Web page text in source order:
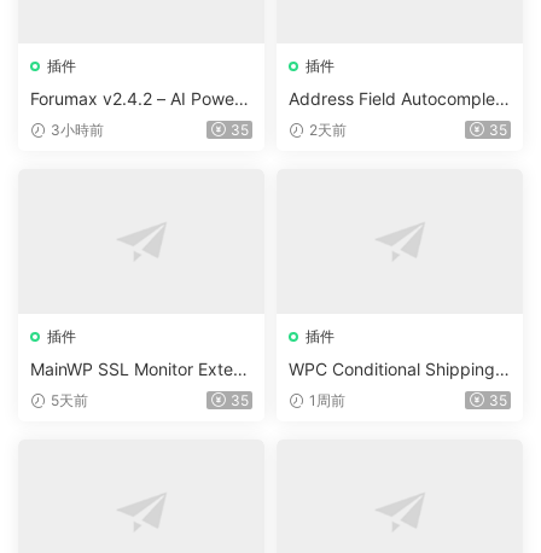
插件
Forumax v2.4.2 – AI Powere
d Advanced Community For
3小時前 35
插件
Address Field Autocomplete
For WooCommerce v1.3.2
2天前 35
插件
MainWP SSL Monitor Extens
ion v5.2
5天前 35
插件
WPC Conditional Shipping &
Payments (Premium) v1.0.2
1周前 35